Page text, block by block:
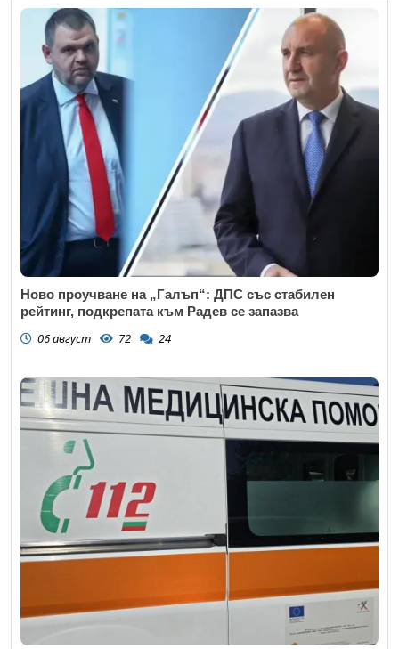
Ново проучване на „Галъп“: ДПС със стабилен
рейтинг, подкрепата към Радев се запазва
06 август 72 24